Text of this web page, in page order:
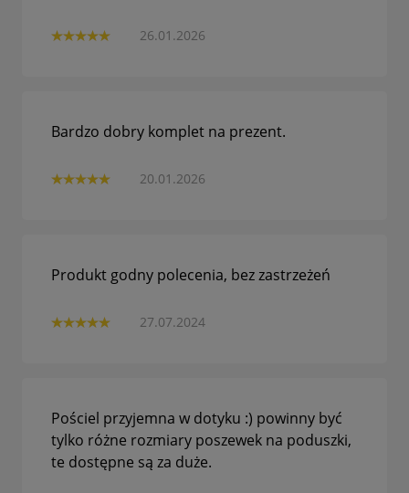
26.01.2026
20.01.2026
Bardzo dobry komplet na prezent.
27.07.2024
Produkt godny polecenia, bez zastrzeżeń
Pościel przyjemna w dotyku :) powinny być
tylko różne rozmiary poszewek na poduszki,
te dostępne są za duże.